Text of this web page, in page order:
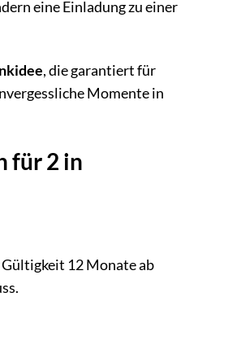
eine Einladung zu einer
, die garantiert für
Momente in
für 2 in
12 Monate ab